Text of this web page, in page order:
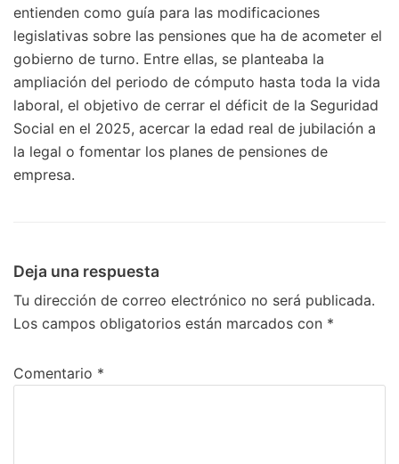
entienden como guía para las modificaciones
legislativas sobre las pensiones que ha de acometer el
gobierno de turno. Entre ellas, se planteaba la
ampliación del periodo de cómputo hasta toda la vida
laboral, el objetivo de cerrar el déficit de la Seguridad
Social en el 2025, acercar la edad real de jubilación a
la legal o fomentar los planes de pensiones de
empresa.
Deja una respuesta
Tu dirección de correo electrónico no será publicada.
Los campos obligatorios están marcados con *
Comentario *